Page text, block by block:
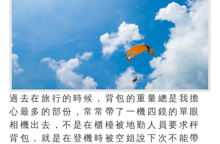
過去在旅行的時候，背包的重量總是我擔
心最多的部份，常常帶了一機四鏡的單眼
相機出去，不是在櫃檯被地勤人員要求秤
背包，就是在登機時被空姐說下次不能帶